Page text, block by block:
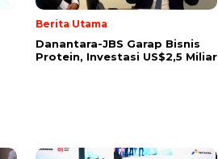
Berita Utama
Danantara-JBS Garap Bisnis
Protein, Investasi US$2,5 Miliar